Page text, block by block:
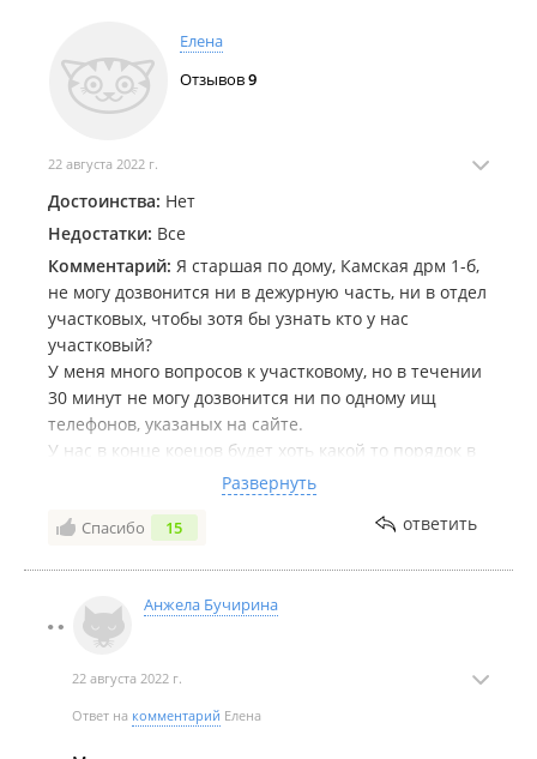
Елена
Отзывов9
22 августа 2022 г.
Достоинства: Нет
Недостатки: Все
Комментарий: Я старшая по дому, Камская дрм 1-б,
не могу дозвонится ни в дежурную часть, ни в отдел
участковых, чтобы зотя бы узнать кто у нас
участковый?
У меня много вопросов к участковому, но в течении
30 минут не могу дозвонится ни по одному ищ
телефонов, указаных на сайте.
У нас в конце коецов будет хоть какой то порядок в
Мы имеем право знать телефон участковой службы
района?
Старшая по дому, а даже телефон не знаю
участкового, нельзя получить от них никакой
Зачем тогда нужна эта служба участковых, если они
прячутся от народа, и не хотят работать.
Развернуть
Спасибо 15 ответить
Анжела Бучирина
22 августа 2022 г.
Ответ на комментарий Елена